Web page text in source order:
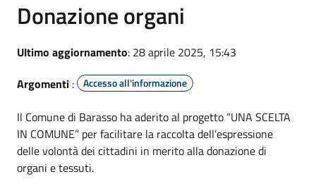
Donazione organi
Ultimo aggiornamento: 28 aprile 2025, 15:43
Argomenti : Accesso all'informazione
Il Comune di Barasso ha aderito al progetto “UNA SCELTA
IN COMUNE” per facilitare la raccolta dell’espressione
delle volontà dei cittadini in merito alla donazione di
organi e tessuti.